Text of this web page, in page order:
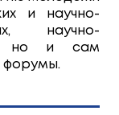
и научно-
научно-
но и сам
форумы.